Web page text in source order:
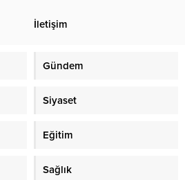
İletişim
Gündem
Siyaset
Eğitim
Sağlık